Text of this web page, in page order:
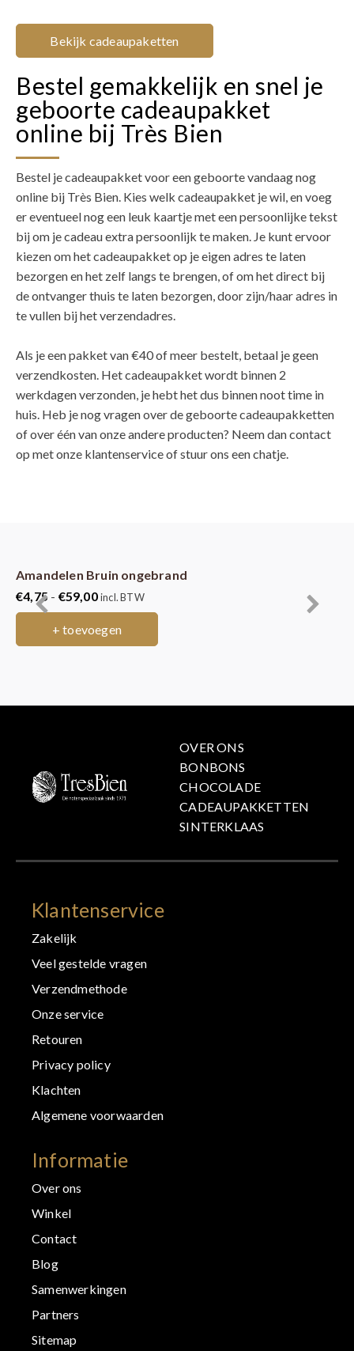
Bekijk cadeaupaketten
Bestel gemakkelijk en snel je
geboorte cadeaupakket
online bij Très Bien
Bestel je cadeaupakket voor een geboorte vandaag nog
online bij Très Bien. Kies welk cadeaupakket je wil, en voeg
er eventueel nog een leuk kaartje met een persoonlijke tekst
bij om je cadeau extra persoonlijk te maken. Je kunt ervoor
kiezen om het cadeaupakket op je eigen adres te laten
bezorgen en het zelf langs te brengen, of om het direct bij
de ontvanger thuis te laten bezorgen, door zijn/haar adres in
te vullen bij het verzendadres.
Als je een pakket van €40 of meer bestelt, betaal je geen
verzendkosten. Het cadeaupakket wordt binnen 2
werkdagen verzonden, je hebt het dus binnen noot time in
huis. Heb je nog vragen over de geboorte cadeaupakketten
of over één van onze andere producten? Neem dan contact
op met onze klantenservice of stuur ons een chatje.
Amandelen Bruin ongebrand
€4,75 - €59,00Prijsklasse:
€4,75
tot
incl. BTW
+ toevoegen
OVER ONS
BONBONS
CHOCOLADE
CADEAUPAKKETTEN
SINTERKLAAS
Klantenservice
Zakelijk
Veel gestelde vragen
Verzendmethode
Onze service
Retouren
Privacy policy
Klachten
Algemene voorwaarden
Informatie
Over ons
Winkel
Contact
Blog
Samenwerkingen
Partners
Sitemap